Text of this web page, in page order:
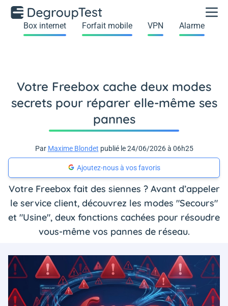
Box internet Forfait mobile VPN Alarme
Votre Freebox cache deux modes
secrets pour réparer elle-même ses
pannes
Par Maxime Blondet publié le 24/06/2026 à 06h25
Ajoutez-nous à vos favoris
Votre Freebox fait des siennes ? Avant d’appeler
le service client, découvrez les modes "Secours"
et "Usine", deux fonctions cachées pour résoudre
vous-même vos pannes de réseau.